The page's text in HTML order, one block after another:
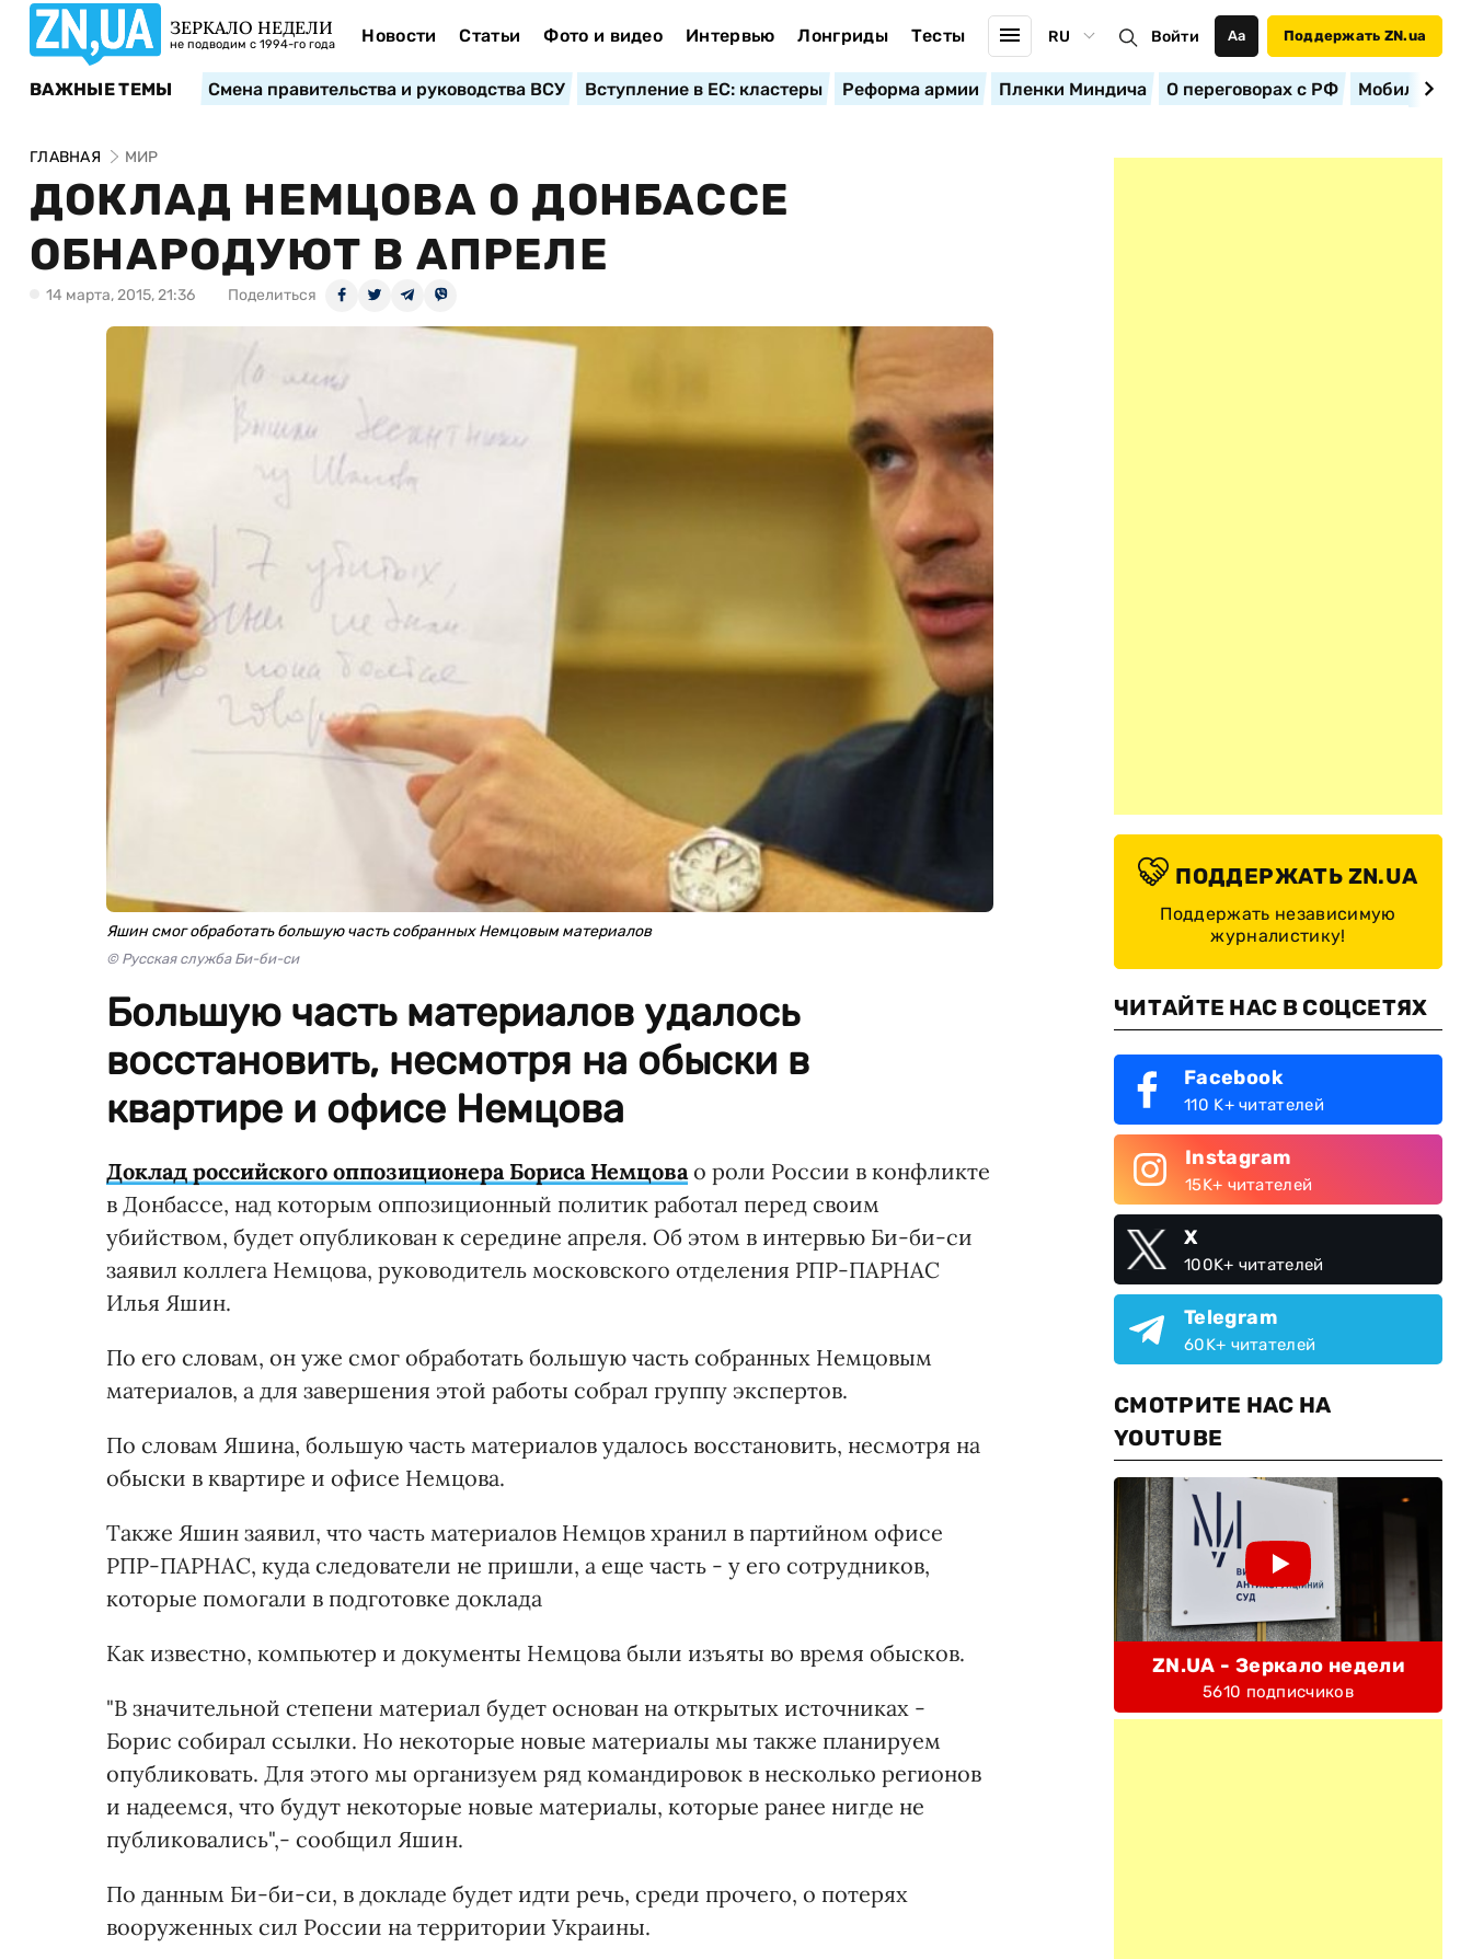
ЗЕРКАЛО НЕДЕЛИ
не подводим с 1994-го года Новости Статьи Фото и видео Интервью Лонгриды Тесты RU Войти Аа Поддержать ZN.ua
ВАЖНЫЕ ТЕМЫ Смена правительства и руководства ВСУ Вступление в ЕС: кластеры Реформа армии Пленки Миндича О переговорах с РФ
ГЛАВНАЯ МИР
ДОКЛАД НЕМЦОВА О ДОНБАССЕ
ОБНАРОДУЮТ В АПРЕЛЕ
14 марта, 2015, 21:36 Поделиться
Яшин смог обработать большую часть собранных Немцовым материалов
© Русская служба Би-би-си
Большую часть материалов удалось
восстановить, несмотря на обыски в
квартире и офисе Немцова
Доклад российского оппозиционера Бориса Немцова о роли России в конфликте
в Донбассе, над которым оппозиционный политик работал перед своим
убийством, будет опубликован к середине апреля. Об этом в интервью Би-би-си
заявил коллега Немцова, руководитель московского отделения РПР-ПАРНАС
Илья Яшин.
По его словам, он уже смог обработать большую часть собранных Немцовым
материалов, а для завершения этой работы собрал группу экспертов.
По словам Яшина, большую часть материалов удалось восстановить, несмотря на
обыски в квартире и офисе Немцова.
Также Яшин заявил, что часть материалов Немцов хранил в партийном офисе
РПР-ПАРНАС, куда следователи не пришли, а еще часть - у его сотрудников,
которые помогали в подготовке доклада
Как известно, компьютер и документы Немцова были изъяты во время обысков.
"В значительной степени материал будет основан на открытых источниках -
Борис собирал ссылки. Но некоторые новые материалы мы также планируем
опубликовать. Для этого мы организуем ряд командировок в несколько регионов
и надеемся, что будут некоторые новые материалы, которые ранее нигде не
публиковались",- сообщил Яшин.
По данным Би-би-си, в докладе будет идти речь, среди прочего, о потерях
вооруженных сил России на территории Украины.
ПОДДЕРЖАТЬ ZN.UA
Поддержать независимую
журналистику!
ЧИТАЙТЕ НАС В СОЦСЕТЯХ
Facebook
110 K+ читателей
Instagram
15K+ читателей
X
100K+ читателей
Telegram
60K+ читателей
СМОТРИТЕ НАС НА
YOUTUBE
ZN.UA - Зеркало недели
5610 подписчиков